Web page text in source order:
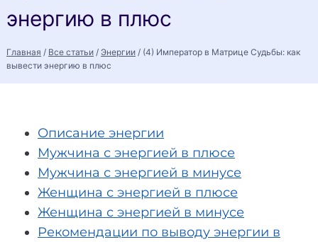
энергию в плюс
Главная / Все статьи / Энергии / (4) Император в Матрице Судьбы: как
вывести энергию в плюс
Описание энергии
Мужчина с энергией в плюсе
Мужчина с энергией в минусе
Женщина с энергией в плюсе
Женщина с энергией в минусе
Рекомендации по выводу энергии в